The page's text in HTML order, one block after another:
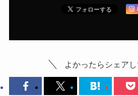
よかったらシェアし